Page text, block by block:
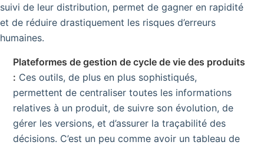
suivi de leur distribution, permet de gagner en rapidité
et de réduire drastiquement les risques d’erreurs
humaines.
Plateformes de gestion de cycle de vie des produits
: Ces outils, de plus en plus sophistiqués,
permettent de centraliser toutes les informations
relatives à un produit, de suivre son évolution, de
gérer les versions, et d’assurer la traçabilité des
décisions. C’est un peu comme avoir un tableau de